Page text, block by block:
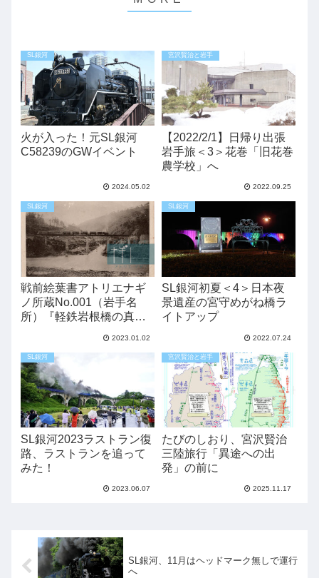
SL銀河
火が入った！元SL銀河
C58239のGWイベント
2024.05.02
宮沢賢治と岩手
【2022/2/1】日帰り出張
岩手旅＜3＞花巻「旧花巻
農学校」へ
2022.09.25
SL銀河
戦前絵葉書アトリエナギ
ノ所蔵No.001（岩手名
所）『軽鉄岩根橋の真
2023.01.02
SL銀河
SL銀河初夏＜4＞日本夜
景遺産の宮守めがね橋ラ
イトアップ
2022.07.24
SL銀河
SL銀河2023ラストラン復
路、ラストランを追って
みた！
2023.06.07
宮沢賢治と岩手
たびのしおり、宮沢賢治
三陸旅行「異途への出
発」の前に
2025.11.17
SL銀河、11月はヘッドマーク無しで運行
へ